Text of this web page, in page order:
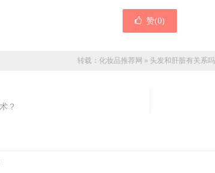
赞(0)
转载： 化妆品推荐网 » 头发和肝脏有关系吗
？